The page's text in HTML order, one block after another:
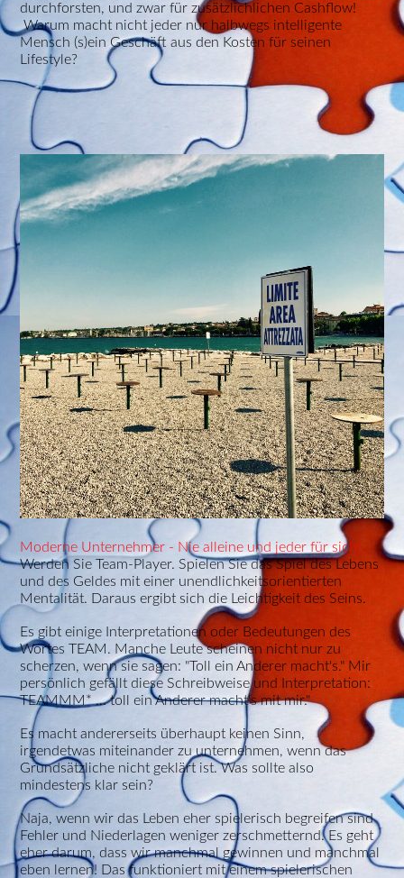
durchforsten, und zwar für zusätzlichlichen Cashflow!
Warum macht nicht jeder nur halbwegs intelligente
Mensch (s)ein Geschäft aus den Kosten für seinen
Lifestyle?
Moderne Unternehmer - Nie alleine und jeder für sich!
Werden Sie Team-Player. Spielen Sie das Spiel des Lebens
und des Geldes mit einer unendlichkeitsorientierten
Mentalität. Daraus ergibt sich die Leichtigkeit des Seins.
Es gibt einige Interpretationen oder Bedeutungen des
Wortes TEAM. Manche Leute scheinen nicht nur zu
scherzen, wenn sie sagen: "Toll ein Anderer macht's." Mir
persönlich gefällt diese Schreibweise und Interpretation:
TEAMMM* ... toll ein Anderer macht's mit mir."
Es macht andererseits überhaupt keinen Sinn,
irgendetwas miteinander zu unternehmen, wenn das
Grundsätzliche nicht geklärt ist. Was sollte also
mindestens klar sein?
Naja, wenn wir das Leben eher spielerisch begreifen sind
Fehler und Niederlagen weniger zerschmetternd. Es geht
eher darum, dass wir manchmal gewinnen und manchmal
eben lernen! Das funktioniert mit einem spielerischen